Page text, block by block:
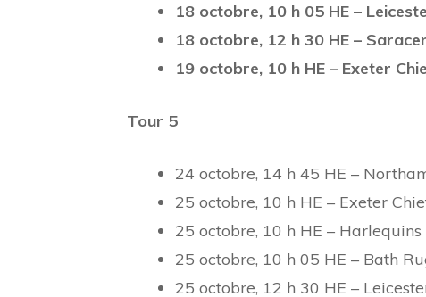
18 octobre, 10 h 05 HE –
18 octobre, 12 h 30 HE –
19 octobre, 10 h HE – Exeter
Tour 5
24 octobre, 14 h 45 HE –
25 octobre, 10 h HE – Exeter
25 octobre, 10 h HE –
25 octobre, 10 h 05 HE – Bath
25 octobre, 12 h 30 HE –